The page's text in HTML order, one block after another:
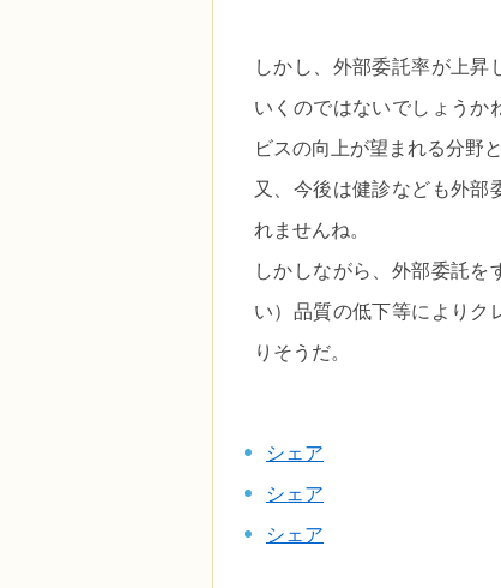
しかし、外部委託率が上昇
いくのではないでしょう
ビスの向上が望まれる分野
又、今後は健診なども外部
れませんね。
しかしながら、外部委託を
い）品質の低下等によりク
りそうだ。
シェア
シェア
シェア